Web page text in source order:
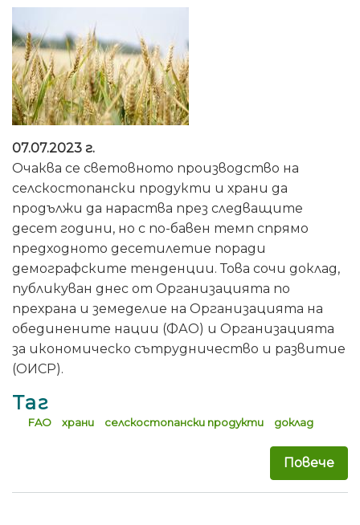
07.07.2023 г.
Очаква се световното производство на
селскостопански продукти и храни да
продължи да нараства през следващите
десет години, но с по-бавен темп спрямо
предходното десетилетие поради
демографските тенденции. Това сочи доклад,
публикуван днес от Организацията по
прехрана и земеделие на Организацията на
обединените нации (ФАО) и Организацията
за икономическо сътрудничество и развитие
(ОИСР).
Таг
FAO храни селскостопански продукти доклад
Повече